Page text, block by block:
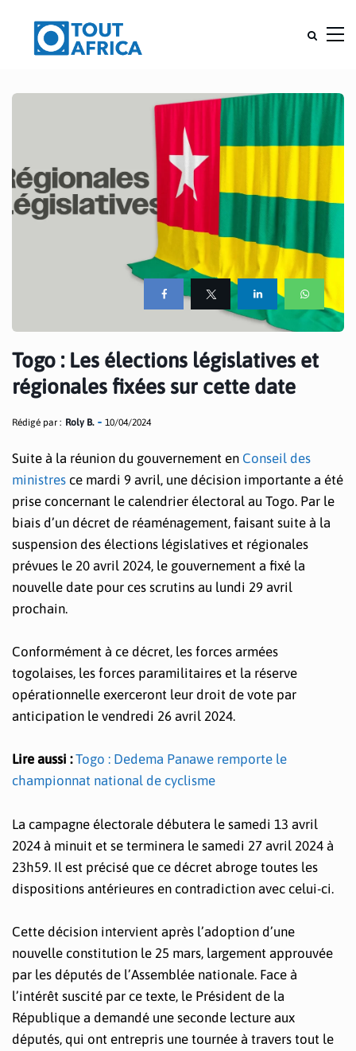
Togo : Les élections législatives et
régionales fixées sur cette date
Rédigé par : Roly B. 10/04/2024
Suite à la réunion du gouvernement en Conseil des
ministres ce mardi 9 avril, une décision importante a été
prise concernant le calendrier électoral au Togo. Par le
biais d’un décret de réaménagement, faisant suite à la
suspension des élections législatives et régionales
prévues le 20 avril 2024, le gouvernement a fixé la
nouvelle date pour ces scrutins au lundi 29 avril
prochain.
Conformément à ce décret, les forces armées
togolaises, les forces paramilitaires et la réserve
opérationnelle exerceront leur droit de vote par
anticipation le vendredi 26 avril 2024.
Lire aussi :Togo : Dedema Panawe remporte le
championnat national de cyclisme
La campagne électorale débutera le samedi 13 avril
2024 à minuit et se terminera le samedi 27 avril 2024 à
23h59. Il est précisé que ce décret abroge toutes les
dispositions antérieures en contradiction avec celui-ci.
Cette décision intervient après l’adoption d’une
nouvelle constitution le 25 mars, largement approuvée
par les députés de l’Assemblée nationale. Face à
l’intérêt suscité par ce texte, le Président de la
République a demandé une seconde lecture aux
députés, qui ont entrepris une tournée à travers tout le